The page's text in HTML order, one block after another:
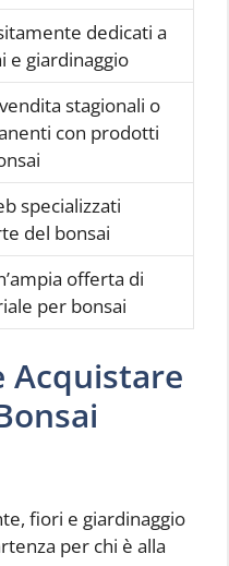
dedicati a
e giardinaggio
stagionali o
con prodotti
specializzati
del bonsai
offerta di
per bonsai
Acquistare
fiori e giardinaggio
per chi è alla